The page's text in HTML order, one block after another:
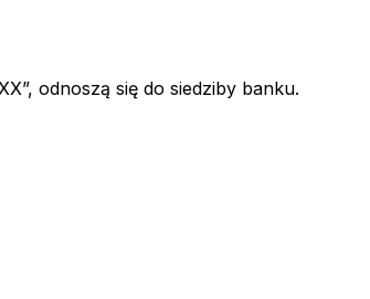
odnoszą się do siedziby banku.